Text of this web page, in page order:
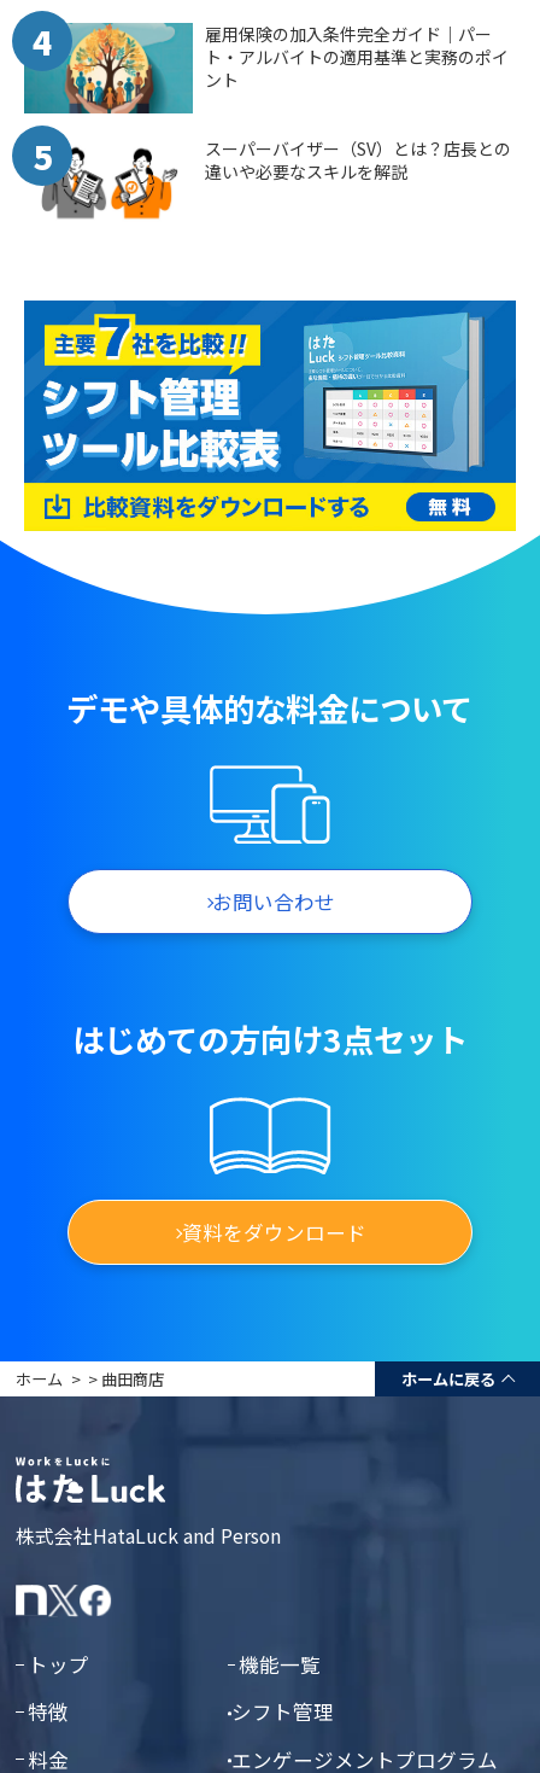
4
雇用保険の加入条件完全ガイド｜パー
ト・アルバイトの適用基準と実務のポイ
ント
5
スーパーバイザー（SV）とは？店長との
違いや必要なスキルを解説
デモや具体的な料金について
お問い合わせ
はじめての方向け3点セット
資料をダウンロード
ホーム > > 曲田商店 ホームに戻る
株式会社HataLuck and Person
トップ
特徴
料金
機能一覧
シフト管理
エンゲージメントプログラム